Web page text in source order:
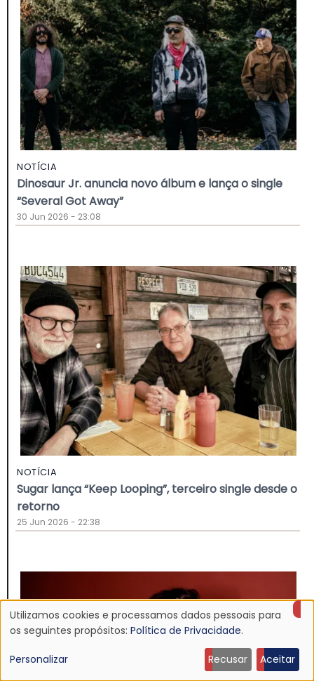
NOTÍCIA
Dinosaur Jr. anuncia novo álbum e lança o single
“Several Got Away”
30 Jun 2026 - 23:08
NOTÍCIA
Sugar lança “Keep Looping”, terceiro single desde o
retorno
25 Jun 2026 - 22:38
Uso
de
Utilizamos cookies e processamos dados pessoais para
os seguintes propósitos: Política de Privacidade.
Personalizar Recusar Aceitar